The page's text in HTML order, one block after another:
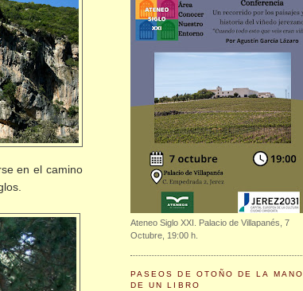
en el camino
Ateneo Siglo XXI. Palacio de Villapanés, 7
Octubre, 19:00 h.
PASEOS DE OTOÑO DE LA MANO
DE UN LIBRO